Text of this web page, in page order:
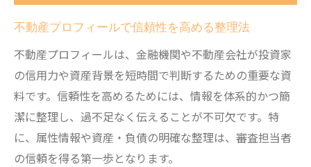
プロフィールシートで融資審査を有利に進める
方法
不動産プロフィールシートで融資審査を突
破
金融機関が重視するプロフィール情報の要
点
不動産プロフィールで信頼性を高める整理法
不動産プロフィールは、金融機関や不動産会社が投資家
の信用力や資産背景を短時間で判断するための重要な資
料です。信頼性を高めるためには、情報を体系的かつ簡
潔に整理し、過不足なく伝えることが不可欠です。特
に、属性情報や資産・負債の明確な整理は、審査担当者
の信頼を得る第一歩となります。